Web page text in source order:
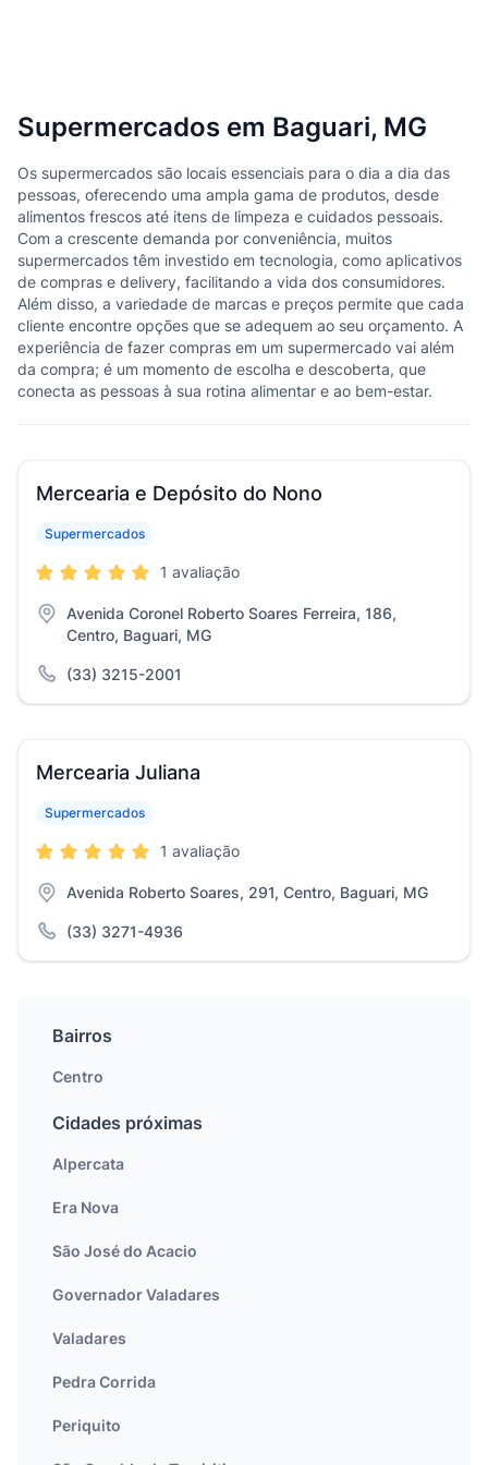
Supermercados em Baguari, MG
Os supermercados são locais essenciais para o dia a dia das
pessoas, oferecendo uma ampla gama de produtos, desde
alimentos frescos até itens de limpeza e cuidados pessoais.
Com a crescente demanda por conveniência, muitos
supermercados têm investido em tecnologia, como aplicativos
de compras e delivery, facilitando a vida dos consumidores.
Além disso, a variedade de marcas e preços permite que cada
cliente encontre opções que se adequem ao seu orçamento. A
experiência de fazer compras em um supermercado vai além
da compra; é um momento de escolha e descoberta, que
conecta as pessoas à sua rotina alimentar e ao bem-estar.
Mercearia e Depósito do Nono
Supermercados
1 avaliação
Avenida Coronel Roberto Soares Ferreira, 186,
Centro, Baguari, MG
(33) 3215-2001
Mercearia Juliana
Supermercados
1 avaliação
Avenida Roberto Soares, 291, Centro, Baguari, MG
(33) 3271-4936
Bairros
Centro
Cidades próximas
Alpercata
Era Nova
São José do Acacio
Governador Valadares
Valadares
Pedra Corrida
Periquito